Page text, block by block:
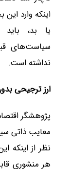
اینکه وارد
یا بد، باید
سیاست‌های
نداشته است.
ارز ترجیحی
پژوهشگر
معایب ذاتی
نظر از اینکه
هر منشوری